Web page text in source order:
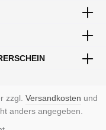
zzgl. Versandkosten und
anders angegeben.